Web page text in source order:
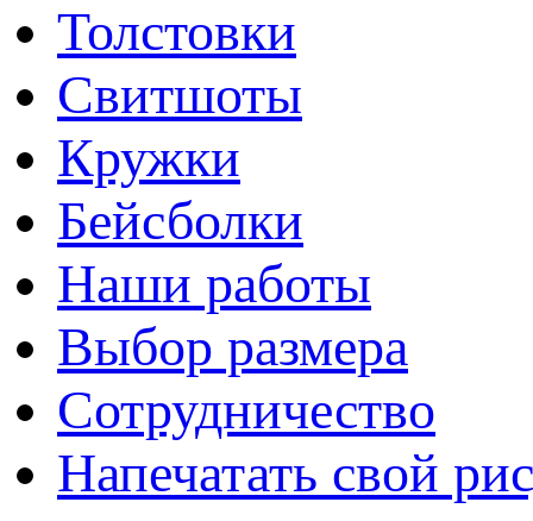
Толстовки
Свитшоты
Кружки
Бейсболки
Наши работы
Выбор размера
Сотрудничество
Напечатать свой